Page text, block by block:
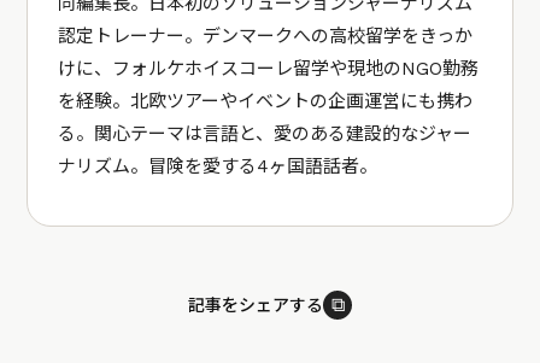
認定トレーナー。デンマークへの高校留学をきっか
けに、フォルケホイスコーレ留学や現地のNGO勤務
を経験。北欧ツアーやイベントの企画運営にも携わ
る。関心テーマは言語と、愛のある建設的なジャー
ナリズム。冒険を愛する4ヶ国語話者。
記事をシェアする ⧉